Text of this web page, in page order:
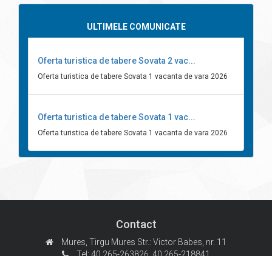
ULTIMELE COMUNICATE
Oferta turistica de tabere Sovata 2 vac...
Oferta turistica de tabere Sovata 1 vacanta de vara 2026
Oferta turistica de tabere Sovata 1 vac...
Oferta turistica de tabere Sovata 1 vacanta de vara 2026
Contact
Mures, Tirgu Mures Str.: Victor Babes, nr. 11